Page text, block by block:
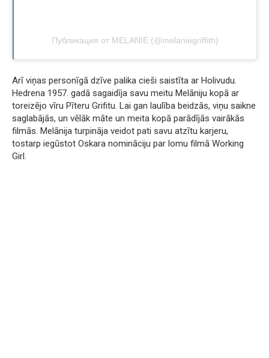
Публикация от MELANIE (@melaniegriffith)
Arī viņas personīgā dzīve palika cieši saistīta ar Holivudu.
Hedrena 1957. gadā sagaidīja savu meitu Melāniju kopā ar
toreizējo vīru Pīteru Grifitu. Lai gan laulība beidzās, viņu saikne
saglabājās, un vēlāk māte un meita kopā parādījās vairākās
filmās. Melānija turpināja veidot pati savu atzītu karjeru,
tostarp iegūstot Oskara nomināciju par lomu filmā Working
Girl.